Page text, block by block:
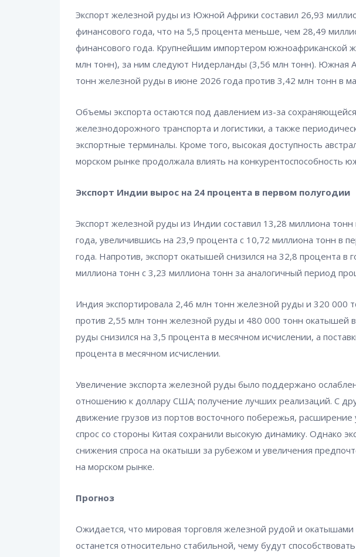
Экспорт железной руды из Южной Африки составил 26,93
финансового года, что на 5,5 процента меньше, чем 28,49
финансового года. Крупнейшим импортером южноафриканской
млн тонн), за ним следуют Нидерланды (3,56 млн тонн). Южная
тонн железной руды в июне 2026 года против 3,42 млн тонн в
Объемы экспорта остаются под давлением из-за
железнодорожного транспорта и логистики, а также
экспортные терминалы. Кроме того, высокая доступность
морском рынке продолжала влиять на конкурентоспособность
Экспорт Индии вырос на 24 процента в первом полугодии
Экспорт железной руды из Индии составил 13,28 миллиона
года, увеличившись на 23,9 процента с 10,72 миллиона тонн в
года. Напротив, экспорт окатышей снизился на 32,8 процента в
миллиона тонн с 3,23 миллиона тонн за аналогичный период
Индия экспортировала 2,46 млн тонн железной руды и 320 000
против 2,55 млн тонн железной руды и 480 000 тонн окатышей
руды снизился на 3,5 процента в месячном исчислении, а
процента в месячном исчислении.
Увеличение экспорта железной руды было поддержано
отношению к доллару США; получение лучших реализаций. С
движение грузов из портов восточного побережья, расширение
спрос со стороны Китая сохранили высокую динамику. Однако
снижения спроса на окатыши за рубежом и увеличения
на морском рынке.
Прогноз
Ожидается, что мировая торговля железной рудой и окатышами
останется относительно стабильной, чему будут